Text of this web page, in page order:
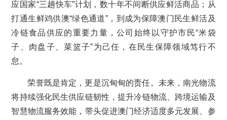
应国家“三趟快车”计划，数十年不间断供应鲜活商品；从
打通生鲜鸡供澳“绿色通道”，到成为保障澳门民生鲜活及
冷链食品供应的重要力量，公司始终以守护市民“米袋
子、肉盘子、菜篮子”为己任，在民生保障领域笃行不
怠。
荣誉既是肯定，更是沉甸甸的责任。未来，南光物流
将持续强化民生供应链韧性，提升冷链物流、跨境运输及
智慧物流服务效能，带头促进澳门经济适度多元发展、参